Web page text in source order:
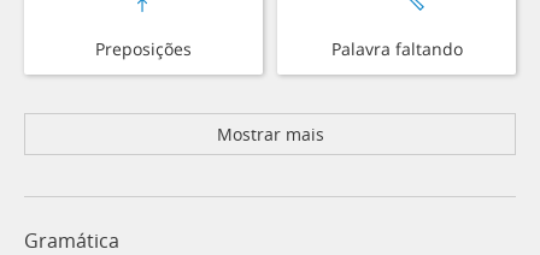
Preposições Palavra faltando
Mostrar mais
Gramática